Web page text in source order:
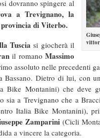
dovranno spingere al
a Trevignano, la
di Viterbo.
Tuscia si giocherà il
il romano Massimo
assoluto nelle precedenti
Bassano. Dietro di lui, con
Bike Montanini) che deve
sia a Trevignano che a
Italia Bike Montanini),
Zamparini (Cicli
a vincere la categoria.